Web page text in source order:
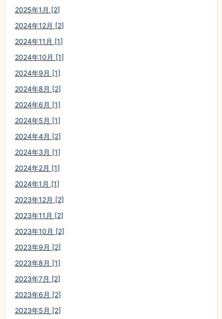
2025年1月 [2]
2024年12月 [2]
2024年11月 [1]
2024年10月 [1]
2024年9月 [1]
2024年8月 [2]
2024年6月 [1]
2024年5月 [1]
2024年4月 [2]
2024年3月 [1]
2024年2月 [1]
2024年1月 [1]
2023年12月 [2]
2023年11月 [2]
2023年10月 [2]
2023年9月 [2]
2023年8月 [1]
2023年7月 [2]
2023年6月 [2]
2023年5月 [2]